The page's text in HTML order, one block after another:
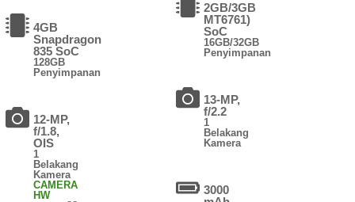
4GB
Snapdragon
835 SoC
128GB
Penyimpanan
12-MP,
f/1.8,
OIS
1
Belakang
Kamera
CAMERA
HW
2GB/3GB
MT6761)
SoC
16GB/32GB
Penyimpanan
13-MP,
f/2.2
1
Belakang
Kamera
3000